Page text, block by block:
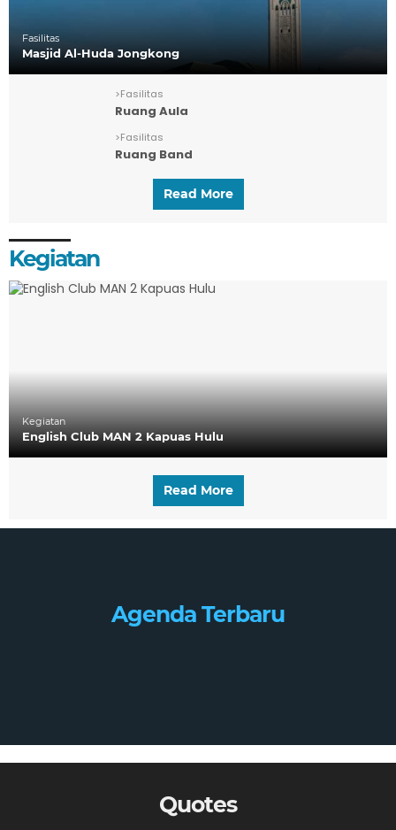
Fasilitas
Masjid Al-Huda Jongkong
>Fasilitas
Ruang Aula
>Fasilitas
Ruang Band
Read More
Kegiatan
Kegiatan
English Club MAN 2 Kapuas Hulu
Read More
Agenda Terbaru
Quotes